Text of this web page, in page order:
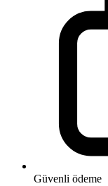
Güvenli ödeme